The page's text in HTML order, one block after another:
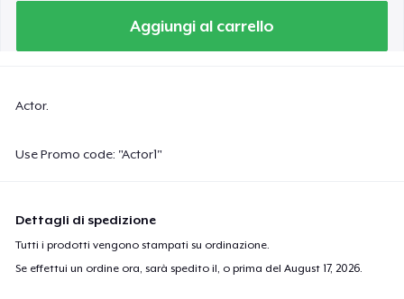
Aggiungi al carrello
Actor.
Use Promo code: "Actor1"
Dettagli di spedizione
Tutti i prodotti vengono stampati su ordinazione.
Se effettui un ordine ora, sarà spedito il, o prima delAugust 17, 2026.